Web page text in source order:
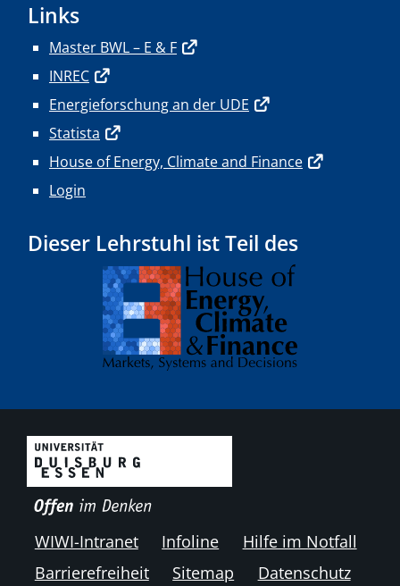
Links
Master BWL – E & F
INREC
Energieforschung an der UDE
Statista
House of Energy, Climate and Finance
Login
Dieser Lehrstuhl ist Teil des
WIWI-Intranet Infoline
Hilfe im Notfall
Barrierefreiheit
Sitemap Datenschutz